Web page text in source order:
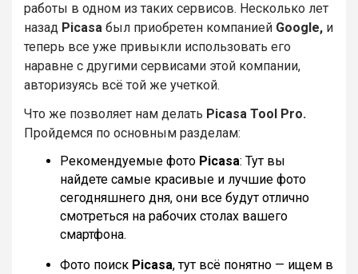
работы в одном из таких сервисов. Несколько лет
назад Picasa был приобретен компанией Google, и
теперь все уже привыкли использовать его
наравне с другими сервисами этой компании,
авторизуясь всё той же учеткой.
Что же позволяет нам делать Picasa Tool Pro.
Пройдемся по основным разделам:
Рекомендуемые фото Picasa: Тут вы
найдете самые красивые и лучшие фото
сегодняшнего дня, они все будут отлично
смотреться на рабочих столах вашего
смартфона.
Фото поиск Picasa, тут всё понятно — ищем в